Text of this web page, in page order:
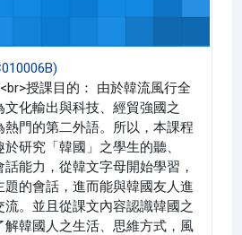
授課目的： 由於韓流風行全
化輸出與科技、經貿強國之
門的第二外語。所以，本課程
研究「韓國」之學生的聽、
能力，從韓文字母開始學習，
的會話，進而能與韓國友人進
。並且從課文內容認識韓國之
解韓國人之生活、思維方式，風